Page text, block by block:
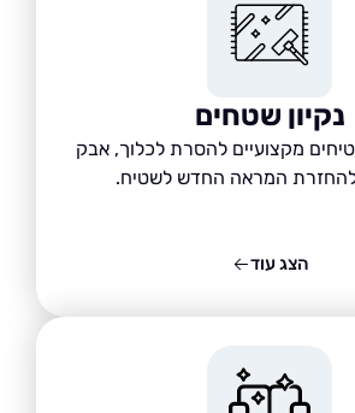
שטחים
להסרת לכלוך, אבק
המראה החדש לשטיח.